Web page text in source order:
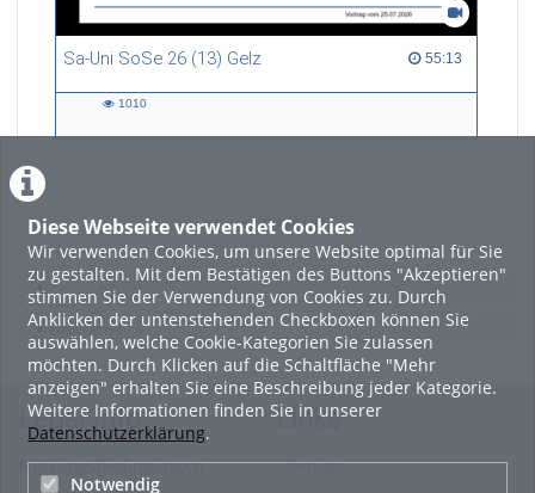
Diese Webseite verwendet Cookies
Wir verwenden Cookies, um unsere Website optimal für Sie
zu gestalten. Mit dem Bestätigen des Buttons "Akzeptieren"
stimmen Sie der Verwendung von Cookies zu. Durch
Anklicken der untenstehenden Checkboxen können Sie
auswählen, welche Cookie-Kategorien Sie zulassen
möchten. Durch Klicken auf die Schaltfläche "Mehr
anzeigen" erhalten Sie eine Beschreibung jeder Kategorie.
Weitere Informationen finden Sie in unserer
Datenschutzerklärung.
Notwendig
Sa-Uni SoSe 26 (13) Gelz 55:13
55:13 duration
1010
LADE MEHR
Featured
Beliebtheit
Legal Info
Nutzungsbedingungen
Links
Sitemap